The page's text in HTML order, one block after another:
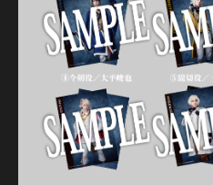
最新カテゴリー
月夜